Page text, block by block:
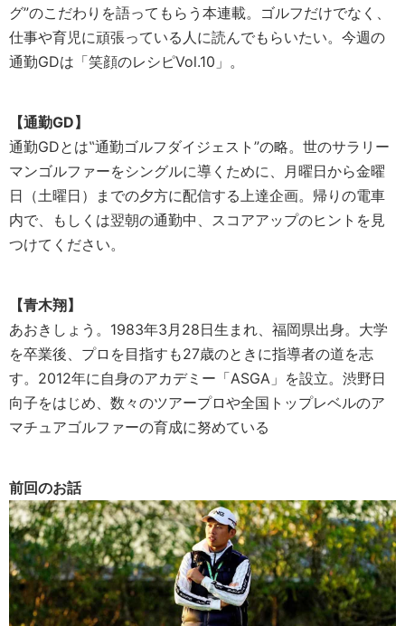
グ”のこだわりを語ってもらう本連載。ゴルフだけでなく、
仕事や育児に頑張っている人に読んでもらいたい。今週の
通勤GDは「笑顔のレシピVol.10」。
【通勤GD】
通勤GDとは‟通勤ゴルフダイジェスト”の略。世のサラリー
マンゴルファーをシングルに導くために、月曜日から金曜
日（土曜日）までの夕方に配信する上達企画。帰りの電車
内で、もしくは翌朝の通勤中、スコアアップのヒントを見
つけてください。
【青木翔】
あおきしょう。1983年3月28日生まれ、福岡県出身。大学
を卒業後、プロを目指すも27歳のときに指導者の道を志
す。2012年に自身のアカデミー「ASGA」を設立。渋野日
向子をはじめ、数々のツアープロや全国トップレベルのア
マチュアゴルファーの育成に努めている
前回のお話